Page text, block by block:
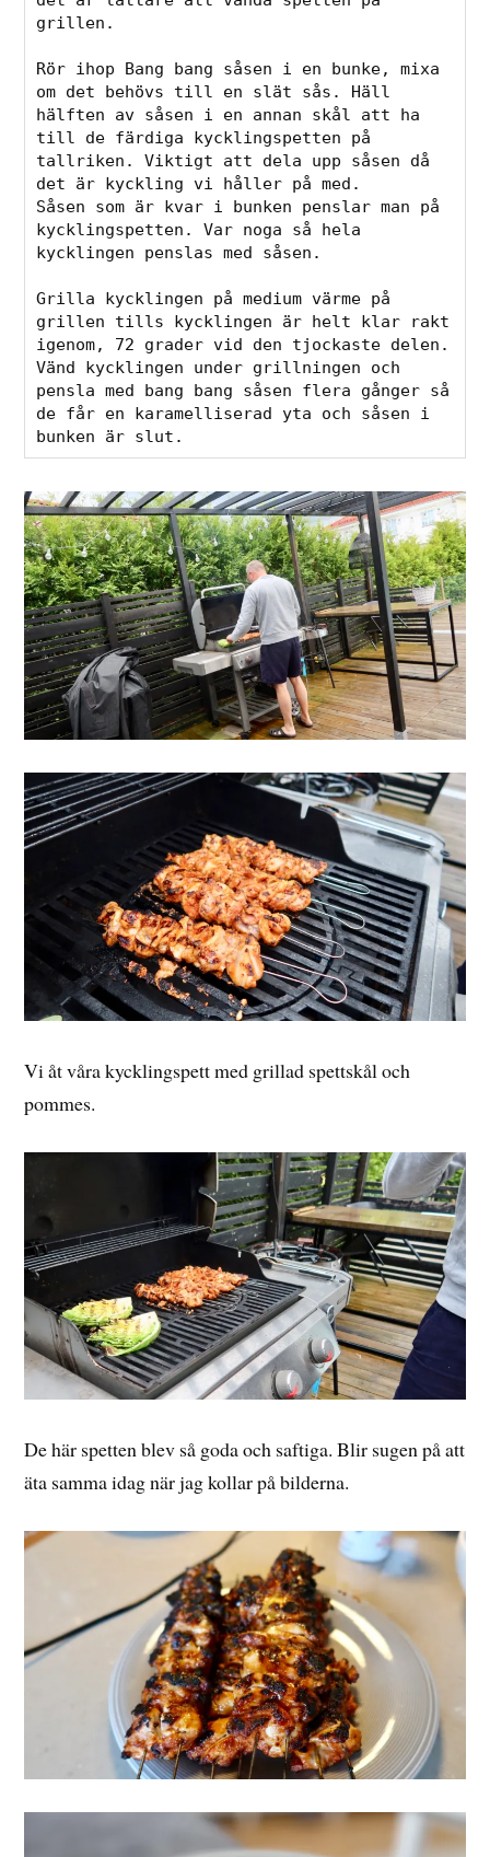
grillen.
Rör ihop Bang bang såsen i en bunke, mixa
om det behövs till en slät sås. Häll
hälften av såsen i en annan skål att ha
till de färdiga kycklingspetten på
tallriken. Viktigt att dela upp såsen då
det är kyckling vi håller på med.
Såsen som är kvar i bunken penslar man på
kycklingspetten. Var noga så hela
kycklingen penslas med såsen.
Grilla kycklingen på medium värme på
grillen tills kycklingen är helt klar rakt
igenom, 72 grader vid den tjockaste delen.
Vänd kycklingen under grillningen och
pensla med bang bang såsen flera gånger så
de får en karamelliserad yta och såsen i
bunken är slut.
Vi åt våra kycklingspett med grillad spettskål och
pommes.
De här spetten blev så goda och saftiga. Blir sugen på att
äta samma idag när jag kollar på bilderna.